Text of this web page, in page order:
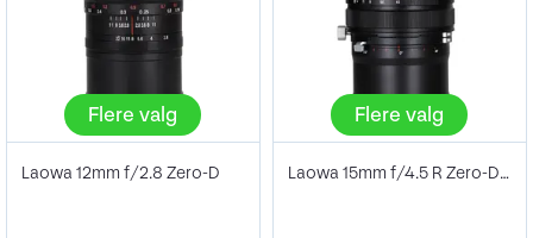
Flere valg
Laowa 12mm f/2.8 Zero-D
Flere valg
Laowa 15mm f/4.5 R Zero-D Shift